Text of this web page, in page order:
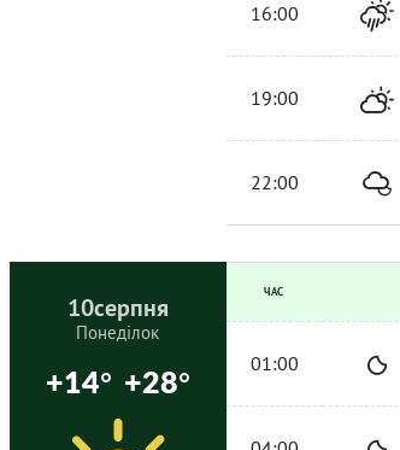
16:00
19:00
22:00
10серпня
Понеділок
+14° +28°
ЧАС
01:00